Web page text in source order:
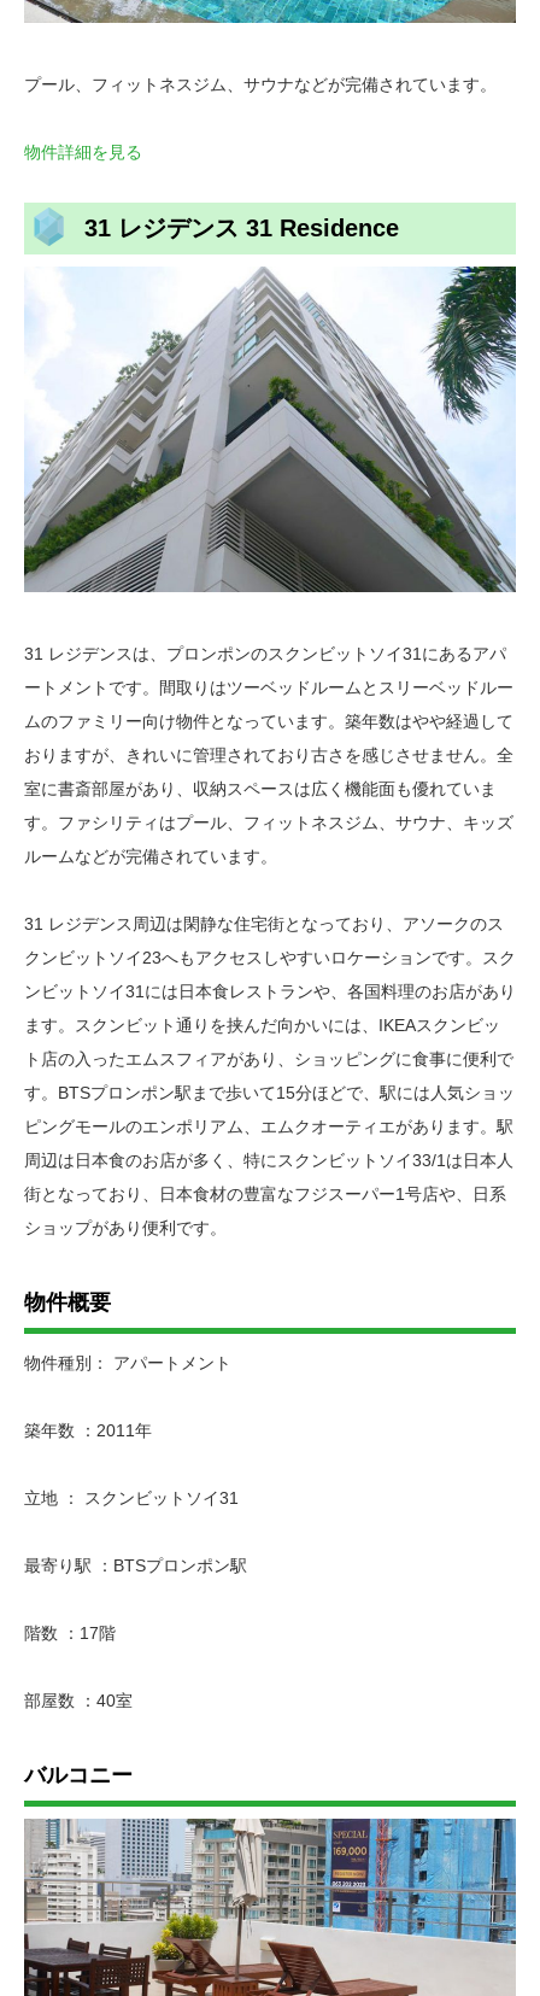
プール、フィットネスジム、サウナなどが完備されています。
物件詳細を見る
31 レジデンス 31 Residence
31 レジデンスは、プロンポンのスクンビットソイ31にあるアパ
ートメントです。間取りはツーベッドルームとスリーベッドルー
ムのファミリー向け物件となっています。築年数はやや経過して
おりますが、きれいに管理されており古さを感じさせません。全
室に書斎部屋があり、収納スペースは広く機能面も優れていま
す。ファシリティはプール、フィットネスジム、サウナ、キッズ
ルームなどが完備されています。
31 レジデンス周辺は閑静な住宅街となっており、アソークのス
クンビットソイ23へもアクセスしやすいロケーションです。スク
ンビットソイ31には日本食レストランや、各国料理のお店があり
ます。スクンビット通りを挟んだ向かいには、IKEAスクンビッ
ト店の入ったエムスフィアがあり、ショッピングに食事に便利で
す。BTSプロンポン駅まで歩いて15分ほどで、駅には人気ショッ
ピングモールのエンポリアム、エムクオーティエがあります。駅
周辺は日本食のお店が多く、特にスクンビットソイ33/1は日本人
街となっており、日本食材の豊富なフジスーパー1号店や、日系
ショップがあり便利です。
物件概要
物件種別： アパートメント
築年数 ：2011年
立地 ： スクンビットソイ31
最寄り駅 ：BTSプロンポン駅
階数 ：17階
部屋数 ：40室
バルコニー